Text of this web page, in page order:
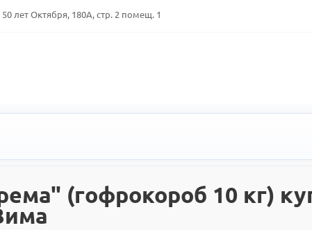
лет Октября, 180А, стр. 2 помещ. 1
(гофрокороб 10 кг)